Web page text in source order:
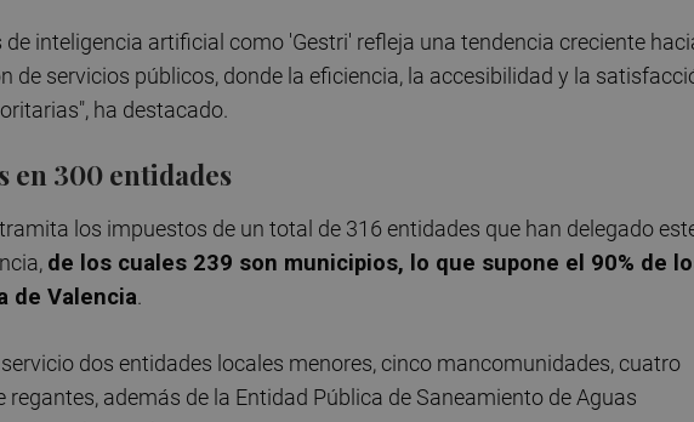
inteligencia artificial como 'Gestri' refleja una tendencia creciente
de servicios públicos, donde la eficiencia, la accesibilidad y la
ha destacado.
en 300 entidades
los impuestos de un total de 316 entidades que han delegado
de los cuales 239 son municipios, lo que supone el 90% de
de Valencia.
dos entidades locales menores, cinco mancomunidades, cuatro
además de la Entidad Pública de Saneamiento de Aguas